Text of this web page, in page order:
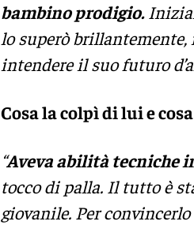
bambino prodigio.Iniziai
lo superò
intendere il suo futuro
Cosa la colpì di lui e
“Aveva abilità tecniche
tocco di palla. Il tutto è
giovanile. Per